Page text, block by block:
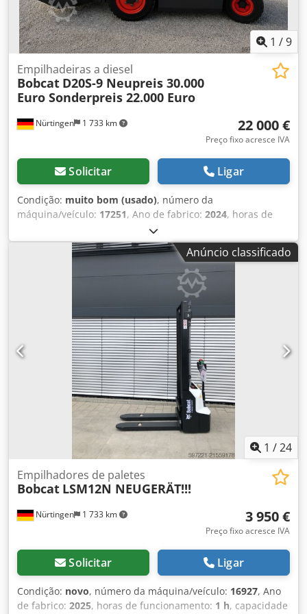
1 /9
Nürtingen 1 733 km
Empilhadeiras a diesel
Bobcat D20S-9 Neupreis 30.000
Euro Sonderpreis 22.000 Euro
22 000 €
Preço fixo acresce IVA
Solicitar Ligar
Condição: muito bom (usado), número da
máquina/veículo: 17251, Ano de fabrico: 2024, horas de
, capacidade de carga:
altura de elevação:4 730 mm, elevação livre:1 470 mm,
centro de carga:500 mm, tipo de combustível:diesel, tipo
, altura de construção:2 190 mm
, dimensão do pneu
, tamanho do pneu traseiro:
4 053 kg, 5215420 Dksdpfjzr Db Hsx Af Hsr
Número de série: FDA2A-5052-00236
Anúncio classificado
1 /24
Nürtingen 1 733 km
Empilhadores de paletes
Bobcat LSM12N NEUGERÄT!!!
3 950 €
Preço fixo acresce IVA
Solicitar Ligar
Condição: novo, número da máquina/veículo: 16927, Ano
de fabrico: 2025, horas de funcionamento: 1 h, capacidade